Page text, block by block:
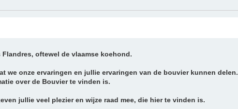
oftewel de vlaamse koehond.
we onze ervaringen en jullie ervaringen van de bouvier kunnen delen.
over de Bouvier te vinden is.
jullie veel plezier en wijze raad mee, die hier te vinden is.